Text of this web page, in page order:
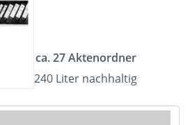
ca. 27 Aktenordner
240 Liter nachhaltig